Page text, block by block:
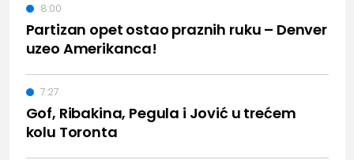
Partizan opet ostao praznih ruku – Denver
uzeo Amerikanca!
8:00
Gof, Ribakina, Pegula i Jović u trećem
kolu Toronta
7:27